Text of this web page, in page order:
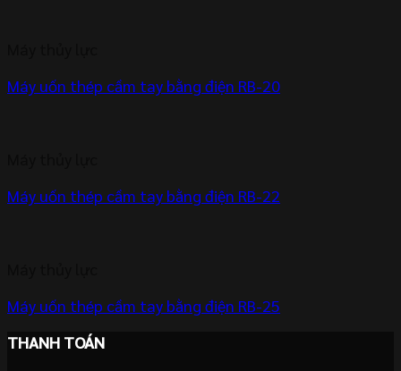
Máy uốn thép cầm tay bằng điện RB-20
Máy uốn thép cầm tay bằng điện RB-22
Máy uốn thép cầm tay bằng điện RB-25
THANH TOÁN